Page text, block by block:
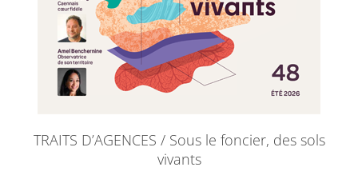
TRAITS D’AGENCES / Sous le foncier, des sols
vivants